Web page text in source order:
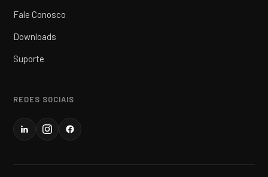
Fale Conosco
Downloads
Suporte
REDES SOCIAIS